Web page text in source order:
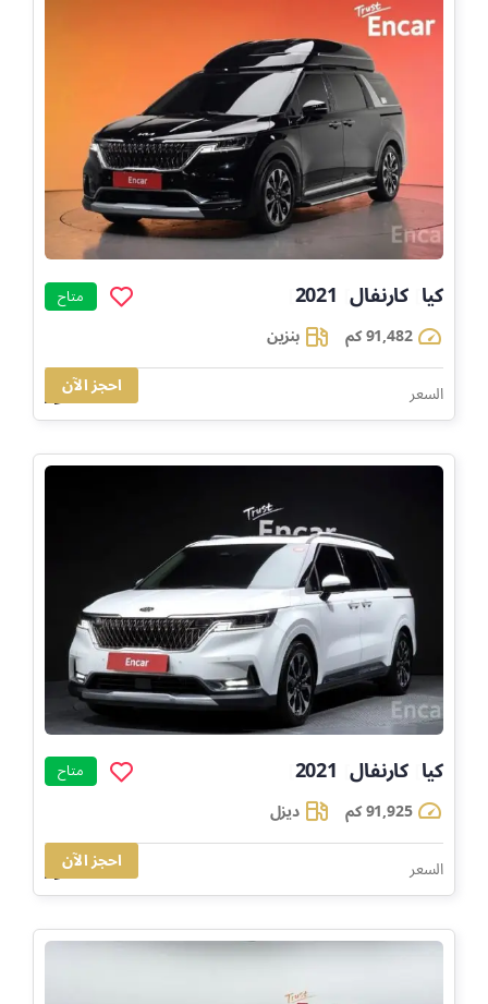
كيا كارنفال]
2021 متاح
91,482 كم
بنزين
السعر
135,284
احجز الآن
كيا كارنفال]
2021 متاح
91,925 كم
ديزل
السعر
83,300
احجز الآن